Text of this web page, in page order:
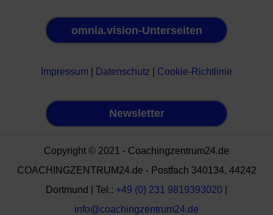
omnia.vision-Unterseiten
Impressum Datenschutz Cookie-Richtlinie
Newsletter
Copyright © 2021 - Coachingzentrum24.de
COACHINGZENTRUM24.de - Postfach 340134, 44242
Dortmund | Tel.: +49 (0) 231 9819393020
info@coachingzentrum24.de